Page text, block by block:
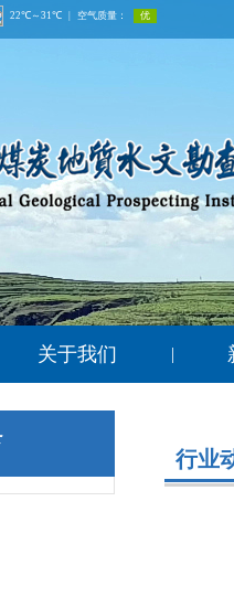
关于我们 |
行业